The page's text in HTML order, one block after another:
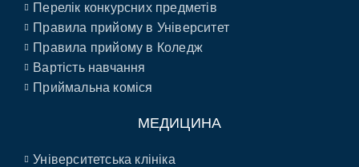
Перелік конкурсних предметів
Правила прийому в Університет
Правила прийому в Коледж
Вартість навчання
Приймальна коміся
МЕДИЦИНА
Університетська клініка